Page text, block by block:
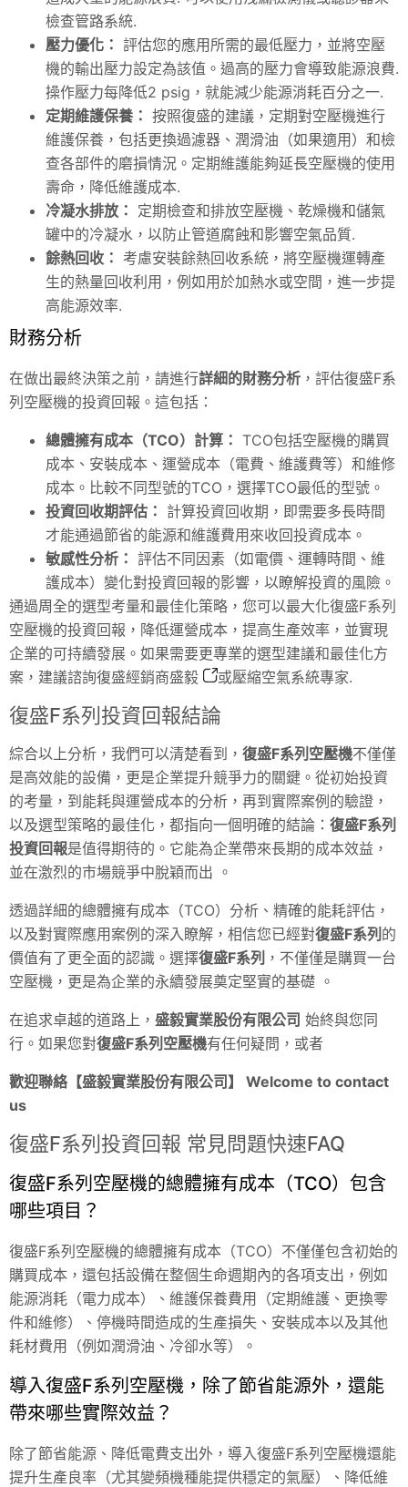
檢查管路系統.
壓力優化： 評估您的應用所需的最低壓力，並將空壓
機的輸出壓力設定為該值。過高的壓力會導致能源浪費.
操作壓力每降低2 psig，就能減少能源消耗百分之一.
定期維護保養： 按照復盛的建議，定期對空壓機進行
維護保養，包括更換過濾器、潤滑油（如果適用）和檢
查各部件的磨損情況。定期維護能夠延長空壓機的使用
壽命，降低維護成本.
冷凝水排放： 定期檢查和排放空壓機、乾燥機和儲氣
罐中的冷凝水，以防止管道腐蝕和影響空氣品質.
餘熱回收： 考慮安裝餘熱回收系統，將空壓機運轉產
生的熱量回收利用，例如用於加熱水或空間，進一步提
高能源效率.
財務分析
在做出最終決策之前，請進行詳細的財務分析 ，評估復盛F系
列空壓機的投資回報。這包括：
總體擁有成本（TCO）計算： TCO包括空壓機的購買
成本、安裝成本、運營成本（電費、維護費等）和維修
成本。比較不同型號的TCO，選擇TCO最低的型號。
投資回收期評估： 計算投資回收期，即需要多長時間
才能通過節省的能源和維護費用來收回投資成本。
敏感性分析： 評估不同因素（如電價、運轉時間、維
護成本）變化對投資回報的影響，以瞭解投資的風險。
通過周全的選型考量和最佳化策略，您可以最大化復盛F系列
空壓機的投資回報，降低運營成本，提高生產效率，並實現
企業的可持續發展。如果需要更專業的選型建議和最佳化方
案，建議諮詢復盛經銷商盛毅 或壓縮空氣系統專家.
復盛F系列投資回報結論
綜合以上分析，我們可以清楚看到， 復盛F系列空壓機不僅僅
是高效能的設備，更是企業提升競爭力的關鍵。從初始投資
的考量，到能耗與運營成本的分析，再到實際案例的驗證，
以及選型策略的最佳化，都指向一個明確的結論： 復盛F系列
投資回報是值得期待的。它能為企業帶來長期的成本效益，
並在激烈的市場競爭中脫穎而出 。
透過詳細的總體擁有成本（TCO）分析、精確的能耗評估，
以及對實際應用案例的深入瞭解，相信您已經對復盛F系列 的
價值有了更全面的認識。選擇復盛F系列 ，不僅僅是購買一台
空壓機，更是為企業的永續發展奠定堅實的基礎 。
在追求卓越的道路上， 盛毅實業股份有限公司 始終與您同
行。如果您對復盛F系列空壓機有任何疑問，或者
歡迎聯絡【盛毅實業股份有限公司】 Welcome to contact
us
復盛F系列投資回報 常見問題快速FAQ
復盛F系列空壓機的總體擁有成本（TCO）包含
哪些項目？
復盛F系列空壓機的總體擁有成本（TCO）不僅僅包含初始的
購買成本，還包括設備在整個生命週期內的各項支出，例如
能源消耗（電力成本）、維護保養費用（定期維護、更換零
件和維修）、停機時間造成的生產損失、安裝成本以及其他
耗材費用（例如潤滑油、冷卻水等）。
導入復盛F系列空壓機，除了節省能源外，還能
帶來哪些實際效益？
除了節省能源、降低電費支出外，導入復盛F系列空壓機還能
提升生產良率（尤其變頻機種能提供穩定的氣壓）、降低維